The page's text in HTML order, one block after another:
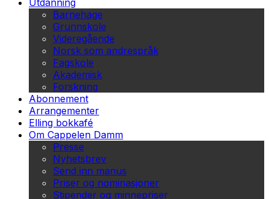
Utdanning
Barnehage
Grunnskole
Videregående
Norsk som andrespråk
Fagskole
Akademisk
Forskning
Abonnement
Arrangementer
Elling bokkafé
Om Cappelen Damm
Presse
Nyhetsbrev
Send inn manus
Priser og nominasjoner
Stipender og minnepriser